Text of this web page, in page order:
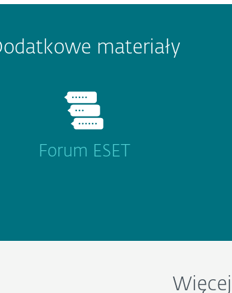
materiały
Forum ESET